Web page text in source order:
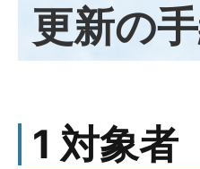
更新の
1 対象者